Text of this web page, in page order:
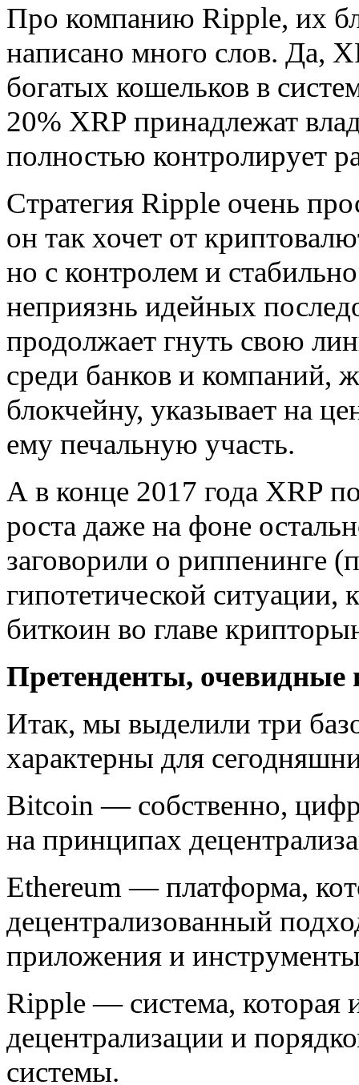
Про компанию Ripple, их
написано много слов. Да,
богатых кошельков в
20% XRP принадлежат
полностью контролирует
Стратегия Ripple очень
он так хочет от
но с контролем и
неприязнь идейных
продолжает гнуть свою
среди банков и компаний,
блокчейну, указывает на
ему печальную участь.
А в конце 2017 года XRP
роста даже на фоне
заговорили о риппенинге
гипотетической ситуации,
биткоин во главе
Претенденты, очевидные
Итак, мы выделили три
характерны для
Bitcoin — собственно,
на принципах
Ethereum — платформа,
децентрализованный
приложения и
Ripple — система, которая
децентрализации и
системы.